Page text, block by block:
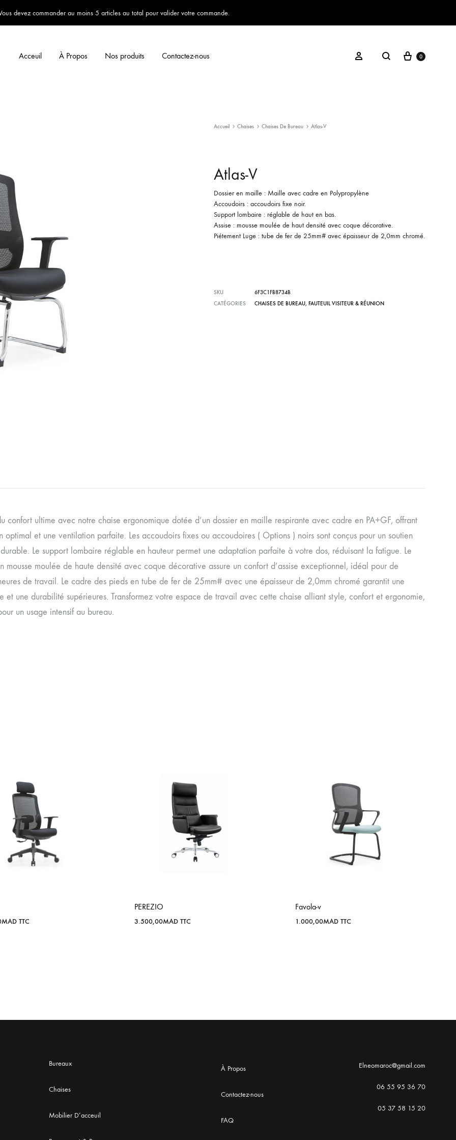
devez commander au moins 5 articles au total pour valider votre commande.
Acceuil À Propos Nos produits Contactez-nous Se connecterRechercherPanier
0
Accueil Chaises Chaises De Bureau Atlas-V
Atlas-V
Dossier en maille : Maille avec cadre en Polypropylène
Accoudoirs : accoudoirs fixe noir.
Support lombaire : réglable de haut en bas.
Assise : mousse moulée de haut densité avec coque décorative.
Piétement Luge : tube de fer de 25mm# avec épaisseur de 2,0mm chromé.
SKU
6F3C1FB8734B
CATÉGORIES
CHAISES DE BUREAU, FAUTEUIL VISITEUR & RÉUNION
confort ultime avec notre chaise ergonomique dotée d’un dossier en maille respirante avec cadre en PA+GF, offrant
optimal et une ventilation parfaite. Les accoudoirs fixes ou accoudoires ( Options ) noirs sont conçus pour un soutien
Le support lombaire réglable en hauteur permet une adaptation parfaite à votre dos, réduisant la fatigue. Le
mousse moulée de haute densité avec coque décorative assure un confort d’assise exceptionnel, idéal pour de
de travail. Le cadre des pieds en tube de fer de 25mm# avec une épaisseur de 2,0mm chromé garantit une
et une durabilité supérieures. Transformez votre espace de travail avec cette chaise alliant style, confort et ergonomie,
un usage intensif au bureau.
MAD TTC
PEREZIO
3.500,00MAD TTC
Favola-v
1.000,00MAD TTC
Bureaux
Chaises
Mobilier D’acceuil
À Propos
Contactez-nous
FAQ
Elneomaroc@gmail.com
06 55 95 36 70
05 37 58 15 20